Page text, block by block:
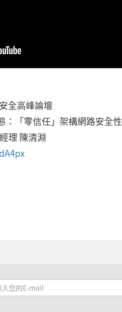
全高峰論壇
：「零信任」架構網路安全性
理 陳清淵